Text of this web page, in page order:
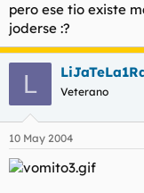
Manuxos rebuznó:
esta de propina...
Rojiblanca rebuznó:
manuuuuuuuxosss
pero ese tio existe
joderse :?
L Veterano
10 May 2004